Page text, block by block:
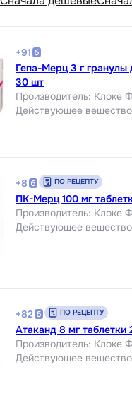
+91
Гепа-Мерц 3 г гранулы
30 шт
Производитель: Клоке
Действующее вещество
+8 ПО РЕЦЕПТУ
ПК-Мерц 100 мг
Производитель: Клоке
Действующее вещество
+82 ПО РЕЦЕПТУ
Атаканд 8 мг таблетки
Производитель: Клоке
Действующее вещество